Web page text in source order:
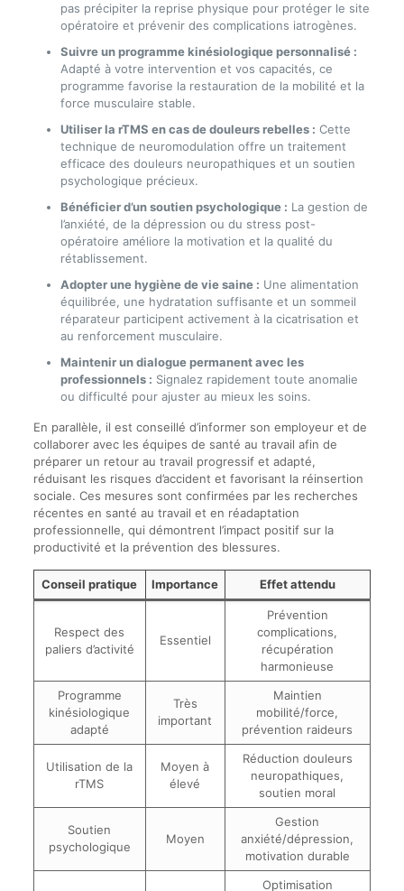
pas précipiter la reprise physique pour protéger le site
opératoire et prévenir des complications iatrogènes.
Suivre un programme kinésiologique personnalisé :
Adapté à votre intervention et vos capacités, ce
programme favorise la restauration de la mobilité et la
force musculaire stable.
Utiliser la rTMS en cas de douleurs rebelles : Cette
technique de neuromodulation offre un traitement
efficace des douleurs neuropathiques et un soutien
psychologique précieux.
Bénéficier d’un soutien psychologique : La gestion de
l’anxiété, de la dépression ou du stress post-
opératoire améliore la motivation et la qualité du
rétablissement.
Adopter une hygiène de vie saine : Une alimentation
équilibrée, une hydratation suffisante et un sommeil
réparateur participent activement à la cicatrisation et
au renforcement musculaire.
Maintenir un dialogue permanent avec les
professionnels : Signalez rapidement toute anomalie
ou difficulté pour ajuster au mieux les soins.
En parallèle, il est conseillé d’informer son employeur et de
collaborer avec les équipes de santé au travail afin de
préparer un retour au travail progressif et adapté,
réduisant les risques d’accident et favorisant la réinsertion
sociale. Ces mesures sont confirmées par les recherches
récentes en santé au travail et en réadaptation
professionnelle, qui démontrent l’impact positif sur la
productivité et la prévention des blessures.
Conseil pratique Importance Effet attendu
Respect des
paliers d’activité
Essentiel
Prévention
complications,
récupération
harmonieuse
Programme
kinésiologique
adapté
Très
important
Maintien
mobilité/force,
prévention raideurs
Utilisation de la
rTMS
Moyen à
élevé
Réduction douleurs
neuropathiques,
soutien moral
Soutien
psychologique
Moyen
Gestion
anxiété/dépression,
motivation durable
Optimisation